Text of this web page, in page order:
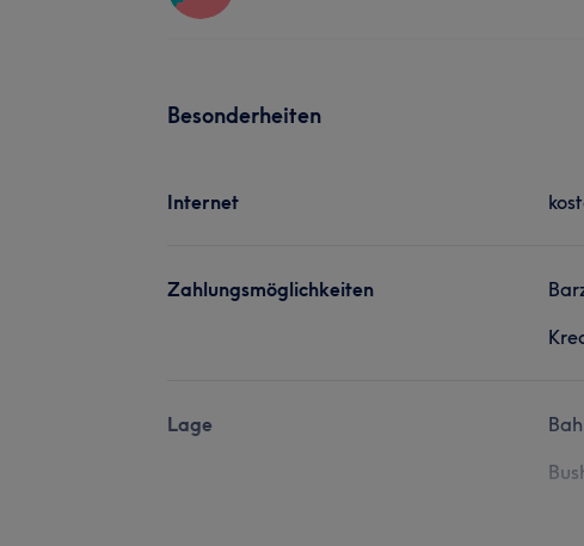
Besonderheiten
Internet
Zahlungsmöglichkeiten
Lage